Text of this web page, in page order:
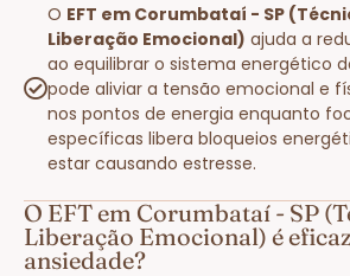
O EFT em Corumbataí - SP
Liberação Emocional) ajuda a
ao equilibrar o sistema energético
pode aliviar a tensão emocional e
nos pontos de energia enquanto
específicas libera bloqueios
estar causando estresse.
O EFT em Corumbataí - SP
Liberação Emocional) é
ansiedade?